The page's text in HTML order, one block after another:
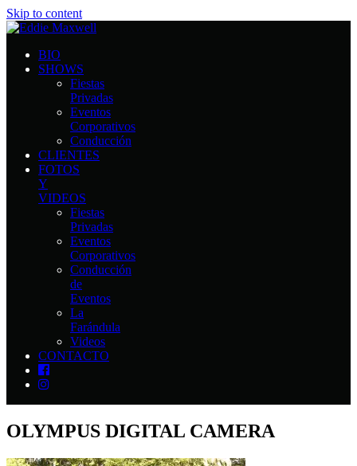
Skip to content
BIO
SHOWS
Fiestas
Privadas
Eventos
Corporativos
Conducción
CLIENTES
FOTOS
Y
VIDEOS
Fiestas
Privadas
Eventos
Corporativos
Conducción
de
Eventos
La
Farándula
Videos
CONTACTO
OLYMPUS DIGITAL CAMERA